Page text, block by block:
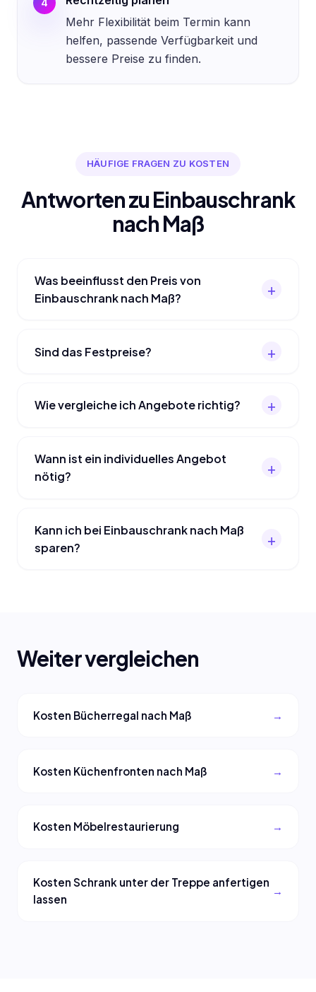
4
Mehr Flexibilität beim Termin kann
helfen, passende Verfügbarkeit und
bessere Preise zu finden.
HÄUFIGE FRAGEN ZU KOSTEN
Antworten zu Einbauschrank
nach Maß
Was beeinflusst den Preis von
Einbauschrank nach Maß?
Sind das Festpreise?
Wie vergleiche ich Angebote richtig?
Wann ist ein individuelles Angebot
nötig?
Kann ich bei Einbauschrank nach Maß
sparen?
Weiter vergleichen
Kosten Bücherregal nach Maß
Kosten Küchenfronten nach Maß
Kosten Möbelrestaurierung
Kosten Schrank unter der Treppe anfertigen
lassen